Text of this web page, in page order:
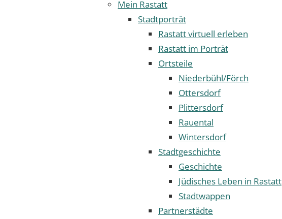
Mein Rastatt
Stadtporträt
Rastatt virtuell erleben
Rastatt im Porträt
Ortsteile
Niederbühl/Förch
Ottersdorf
Plittersdorf
Rauental
Wintersdorf
Stadtgeschichte
Geschichte
Jüdisches Leben in Rastatt
Stadtwappen
Partnerstädte